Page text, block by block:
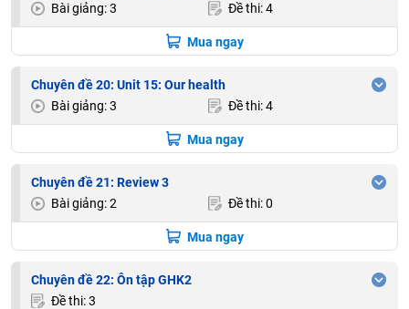
Bài giảng: 3
Đề thi: 4
Mua ngay
Chuyên đề 20: Unit 15: Our health
Bài giảng: 3
Đề thi: 4
Mua ngay
Chuyên đề 21: Review 3
Bài giảng: 2
Đề thi: 0
Mua ngay
Chuyên đề 22: Ôn tập GHK2
Đề thi: 3